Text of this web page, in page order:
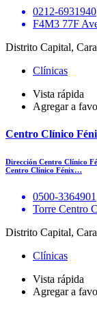
0212-6931940
F4M3 77F
Distrito Capital,
Clínicas
Vista rápida
Agregar a
Centro Clínico
Dirección Centro Clínico
Centro Clínico Fénix…
0500-3364901
Torre Centro
Distrito Capital,
Clínicas
Vista rápida
Agregar a